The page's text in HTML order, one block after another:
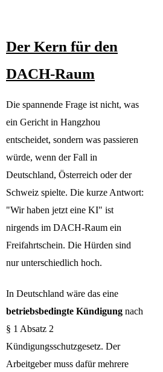
Der Kern für den
DACH-Raum
Die spannende Frage ist nicht, was
ein Gericht in Hangzhou
entscheidet, sondern was passieren
würde, wenn der Fall in
Deutschland, Österreich oder der
Schweiz spielte. Die kurze Antwort:
"Wir haben jetzt eine KI" ist
nirgends im DACH-Raum ein
Freifahrtschein. Die Hürden sind
nur unterschiedlich hoch.
In Deutschland wäre das eine
betriebsbedingte Kündigung nach
§ 1 Absatz 2
Kündigungsschutzgesetz. Der
Arbeitgeber muss dafür mehrere